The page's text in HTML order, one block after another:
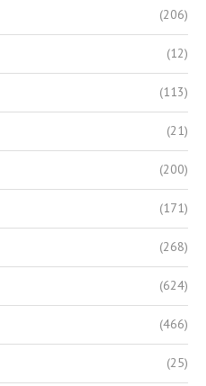
(206)
(12)
(113)
(21)
(200)
(171)
(268)
(624)
(466)
(25)